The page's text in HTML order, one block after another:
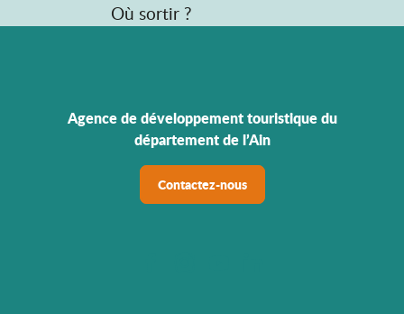
Où sortir ?
Agence de développement touristique du
département de l’Ain
Contactez-nous